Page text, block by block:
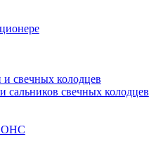
свечных колодцев
свечных колодцев